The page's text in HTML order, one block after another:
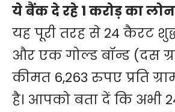
ये बैंक दे रहे 1 करोड़ का लोन
यह पूरी तरह से 24 कैरट
और एक गोल्ड बॉन्ड (दस
कीमत 6,263 रुपए प्रति
है। आपको बता दें कि अभी